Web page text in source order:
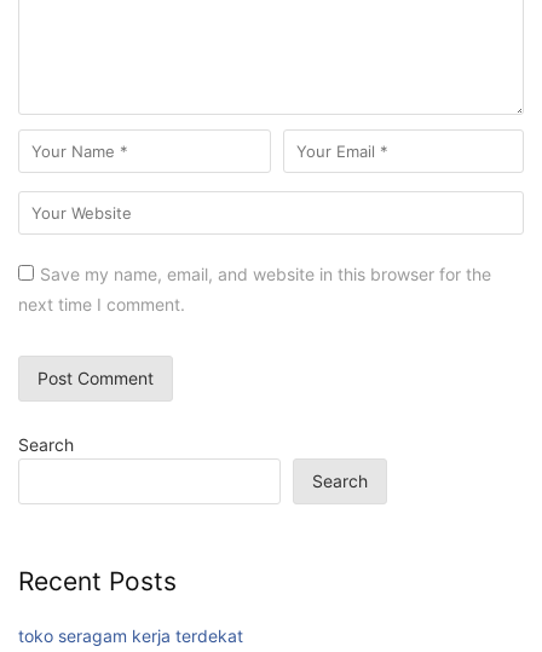
Save my name, email, and website in this browser for the
next time I comment.
Search
Search
Recent Posts
toko seragam kerja terdekat